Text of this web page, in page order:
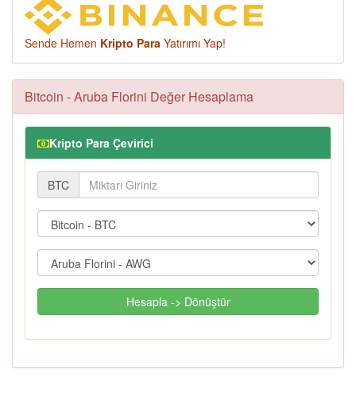
Sende Hemen Kripto Para Yatırımı Yap!
Bitcoin - Aruba Florini Değer Hesaplama
Kripto Para Çevirici
BTC
Hesapla -> Dönüştür